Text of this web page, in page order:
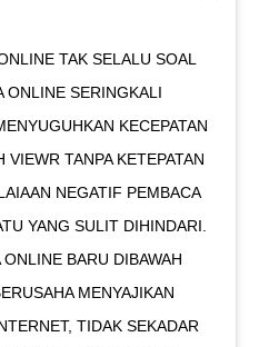
TAK SELALU SOAL
ONLINE SERINGKALI
KECEPATAN
TANPA KETEPATAN
NEGATIF PEMBACA
YANG SULIT DIHINDARI.
BARU DIBAWAH
MENYAJIKAN
TIDAK SEKADAR